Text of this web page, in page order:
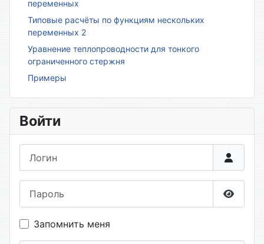
переменных
Типовые расчёты по функциям нескольких
переменных 2
Уравнение теплопроводности для тонкого
ограниченного стержня
Примеры
Войти
Запомнить меня